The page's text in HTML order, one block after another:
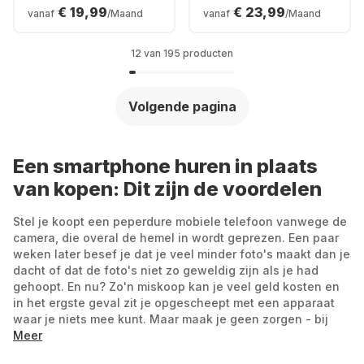
128GB - Dual SIM
vanaf € 19,99/Maand
Smartphone - 12GB
- 512GB
vanaf € 23,99/Maand
12 van 195 producten
Volgende pagina
Een smartphone huren in plaats
van kopen: Dit zijn de voordelen
Stel je koopt een peperdure mobiele telefoon vanwege de
camera, die overal de hemel in wordt geprezen. Een paar
weken later besef je dat je veel minder foto's maakt dan je
dacht of dat de foto's niet zo geweldig zijn als je had
gehoopt. En nu? Zo'n miskoop kan je veel geld kosten en
in het ergste geval zit je opgescheept met een apparaat
waar je niets mee kunt. Maar maak je geen zorgen - bij
Grover kun je een nieuwe mobiele telefoon huren zonder
Meer